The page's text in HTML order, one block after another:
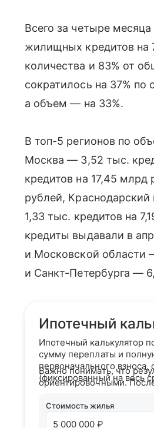
Всего за четыре
жилищных кредитов на
количества и 83% от
сократилось на 37%
а объем — на 33%.
В топ-5 регионов по
Москва — 3,52 тыс.
кредитов на 17,45
рублей,
1,33 тыс. кредитов на
кредиты выдавали в
и Московской области
и Санкт-Петербурга —
Ипотечный
Ипотечный калькулятор
сумму переплаты и
первоначального
(фиксированный на весь
Важно понимать, что
ориентировочными.
условия сотрудничества.
Стоимость жилья